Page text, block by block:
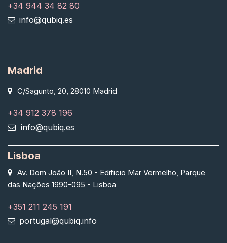
+34 944 34 82 80
info@qubiq.es
Madrid
C/Sagunto, 20, 28010 Madrid
+34 912 378 196
info@qubiq.es
Lisboa
Av. Dom João II, N.50 - Edificio Mar Vermelho, Parque
das Nações 1990-095 - Lisboa
+351 211 245 191
portugal@qubiq.info